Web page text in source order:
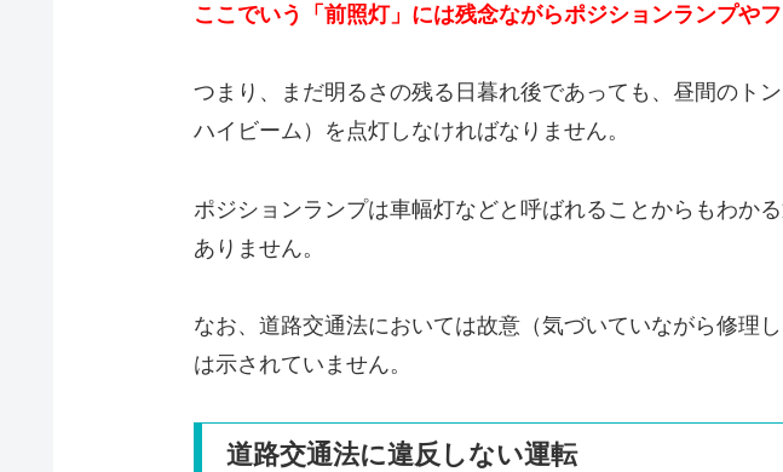
ここでいう「前照灯」には残念ながらポジションランプや
つまり、まだ明るさの残る日暮れ後であっても、昼間のト
ハイビーム）を点灯しなければなりません。
ポジションランプは車幅灯などと呼ばれることからもわか
ありません。
なお、道路交通法においては故意（気づいていながら修理
は示されていません。
道路交通法に違反しない運転